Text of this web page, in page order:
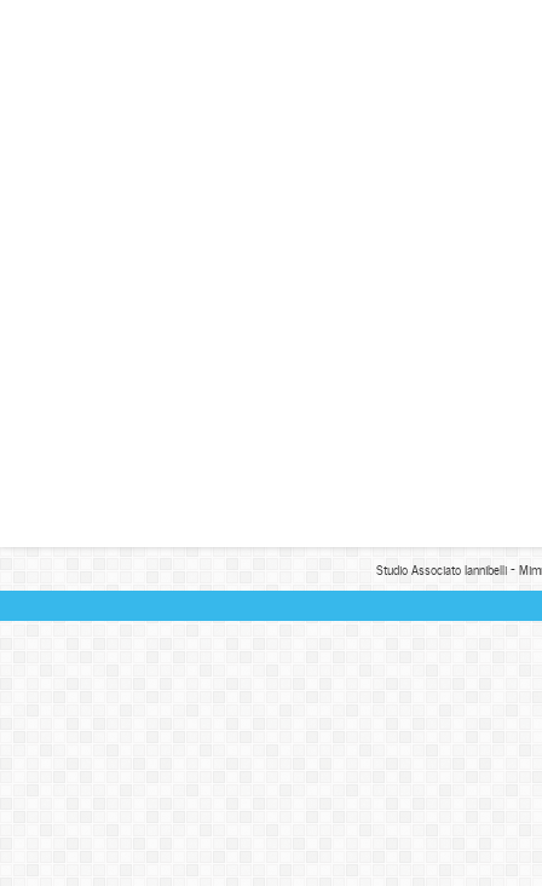
Studio Associato Iannibelli -